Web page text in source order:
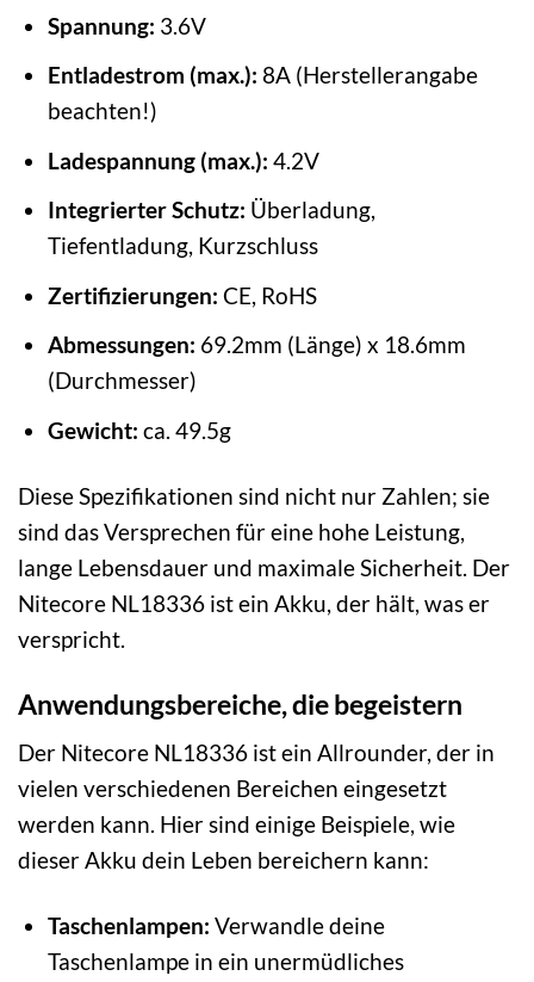
Spannung: 3.6V
Entladestrom (max.): 8A (Herstellerangabe
beachten!)
Ladespannung (max.): 4.2V
Integrierter Schutz: Überladung,
Tiefentladung, Kurzschluss
Zertifizierungen: CE, RoHS
Abmessungen: 69.2mm (Länge) x 18.6mm
(Durchmesser)
Gewicht: ca. 49.5g
Diese Spezifikationen sind nicht nur Zahlen; sie
sind das Versprechen für eine hohe Leistung,
lange Lebensdauer und maximale Sicherheit. Der
Nitecore NL18336 ist ein Akku, der hält, was er
verspricht.
Anwendungsbereiche, die begeistern
Der Nitecore NL18336 ist ein Allrounder, der in
vielen verschiedenen Bereichen eingesetzt
werden kann. Hier sind einige Beispiele, wie
dieser Akku dein Leben bereichern kann:
Taschenlampen: Verwandle deine
Taschenlampe in ein unermüdliches